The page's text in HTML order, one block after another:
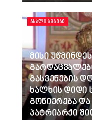
ᲐᲮᲐᲚᲘ ᲐᲛᲑᲔᲑᲘ
მისი
გასვენების
ხალხის დიდი
გონიერება
პატრიარქი